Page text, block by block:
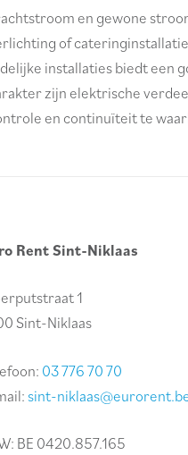
en gewone
of
installaties biedt een
zijn elektrische
en continuïteit te
Rent Sint-Niklaas
1
Sint-Niklaas
03 776 70 70
sint-
BE 0420.857.165